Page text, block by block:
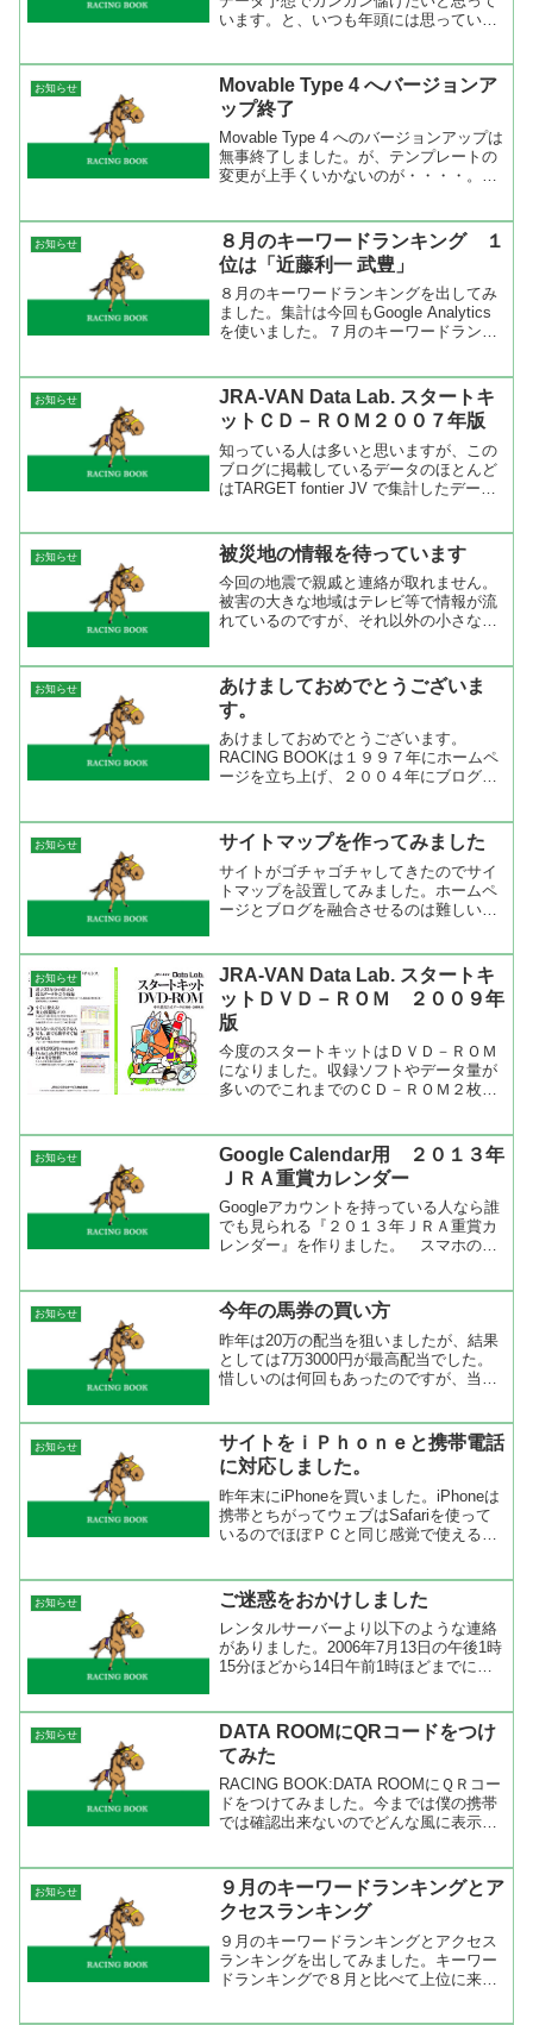
います。と、いつも年頭には思っている
心に古馬戦線は動いていましたが、今年
はその...
お知らせ
Movable Type 4 へバージョンア
ップ終了
Movable Type 4 へのバージョンアップは
無事終了しました。が、テンプレートの
変更が上手くいかないのが・・・・。当
お知らせ
８月のキーワードランキング １
位は「近藤利一 武豊」
８月のキーワードランキングを出してみ
ました。集計は今回もGoogle Analytics
を使いました。７月のキーワードランキ
ムーン」とおなじみのキーワードが８月
も人気でし...
お知らせ
JRA-VAN Data Lab. スタートキ
ットＣＤ－ＲＯＭ２００７年版
知っている人は多いと思いますが、この
ブログに掲載しているデータのほとんど
はTARGET fontier JV で集計したデータ
が、目的をもって使うとこれ...
お知らせ 被災地の情報を待っています
今回の地震で親戚と連絡が取れません。
被害の大きな地域はテレビ等で情報が流
れているのですが、それ以外の小さな場
願いします。 【追記】 今日
（3/15）、宮城県に住む5家族...
お知らせ
あけましておめでとうございま
す。
あけましておめでとうございます。
RACING BOOKは１９９７年にホームペ
ージを立ち上げ、２００４年にブログに
クセスして頂いたからです。１９８０年
代後半から右肩下がり...
お知らせ サイトマップを作ってみました
サイトがゴチャゴチャしてきたのでサイ
トマップを設置してみました。ホームペ
ージとブログを融合させるのは難しいで
お知らせ
JRA-VAN Data Lab. スタートキ
ットＤＶＤ－ＲＯＭ ２００９年
版
今度のスタートキットはＤＶＤ－ＲＯＭ
になりました。収録ソフトやデータ量が
多いのでこれまでのＣＤ－ＲＯＭ２枚で
いるデータや予想時の出馬表などは
TARGET frontie...
お知らせ
Google Calendar用 ２０１３年
ＪＲＡ重賞カレンダー
Googleアカウントを持っている人なら誰
でも見られる『２０１３年ＪＲＡ重賞カ
レンダー』を作りました。 スマホの普
ンは最初にGoogleアカウントを作らされ
るから...
お知らせ 今年の馬券の買い方
昨年は20万の配当を狙いましたが、結果
としては7万3000円が最高配当でした。
惜しいのは何回もあったのですが、当た
ヒットの延長がホームランというかたち
で行きたいと思い...
お知らせ
サイトをｉＰｈｏｎｅと携帯電話
に対応しました。
昨年末にiPhoneを買いました。iPhoneは
携帯とちがってウェブはSafariを使って
いるのでほぼＰＣと同じ感覚で使えるの
けたので入れてみました。それと、こ
れ...
お知らせ ご迷惑をおかけしました
レンタルサーバーより以下のような連絡
がありました。2006年7月13日の午後1時
15分ほどから14日午前1時ほどまでに
ールパネル機能へのアクセ...
お知らせ
DATA ROOMにQRコードをつけ
てみた
RACING BOOK:DATA ROOMにＱＲコー
ドをつけてみました。今までは僕の携帯
では確認出来ないのでどんな風に表示さ
ードをつけているブログを見るので僕も
習ってみ...
お知らせ
９月のキーワードランキングとア
クセスランキング
９月のキーワードランキングとアクセス
ランキングを出してみました。キーワー
ドランキングで８月と比べて上位に来た